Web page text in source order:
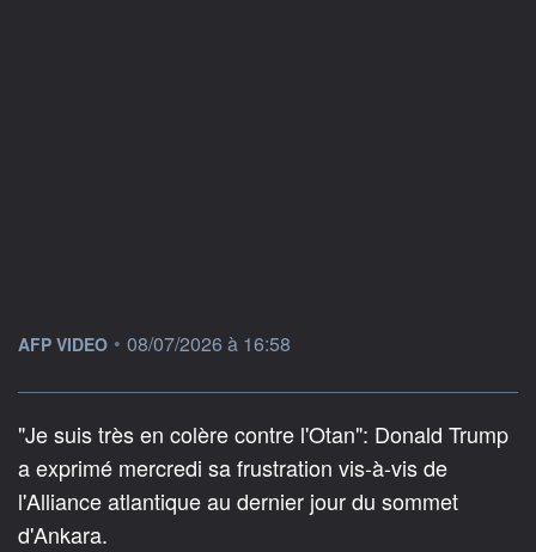
information fournie par
AFP VIDEO • 08/07/2026 à 16:58
"Je suis très en colère contre l'Otan": Donald Trump
a exprimé mercredi sa frustration vis-à-vis de
l'Alliance atlantique au dernier jour du sommet
d'Ankara.